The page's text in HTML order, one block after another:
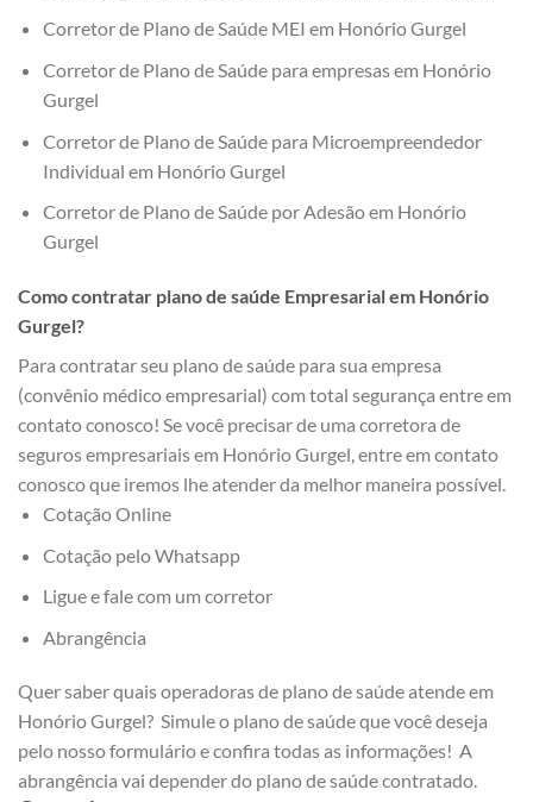
Corretor de Plano de Saúde MEI em Honório Gurgel
Corretor de Plano de Saúde para empresas em Honório
Gurgel
Corretor de Plano de Saúde para Microempreendedor
Individual em Honório Gurgel
Corretor de Plano de Saúde por Adesão em Honório
Gurgel
Como contratar plano de saúde Empresarial em Honório
Gurgel?
Para contratar seu plano de saúde para sua empresa
(convênio médico empresarial) com total segurança entre em
contato conosco! Se você precisar de uma corretora de
seguros empresariais em Honório Gurgel, entre em contato
conosco que iremos lhe atender da melhor maneira possível.
Cotação Online
Cotação pelo Whatsapp
Ligue e fale com um corretor
Abrangência
Quer saber quais operadoras de plano de saúde atende em
Honório Gurgel? Simule o plano de saúde que você deseja
pelo nosso formulário e confira todas as informações! A
abrangência vai depender do plano de saúde contratado.